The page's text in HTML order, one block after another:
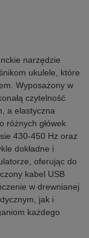
narzędzie
ukulele, które
Wyposażony w
czytelność
a elastyczna
różnych główek
430-450 Hz oraz
dokładne i
oferując do
kabel USB
w drewnianej
jak i
każdego